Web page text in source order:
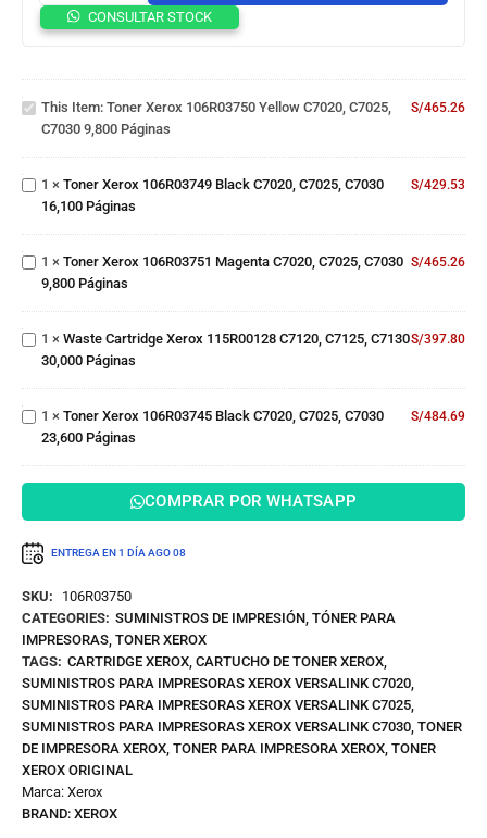
CONSULTAR STOCK
Toner
Xerox
C7020,
C7025,
9,800
Páginas
This Item: Toner Xerox 106R03750 Yellow C7020, C7025,
C7030 9,800 Páginas
S/465.26
Xerox
106R03749
C7020,
C7025,
C7030
16,100
Páginas
1 × Toner Xerox 106R03749 Black C7020, C7025, C7030
16,100 Páginas
S/429.53
Xerox
106R03751
C7020,
C7025,
C7030
9,800
Páginas
1 × Toner Xerox 106R03751 Magenta C7020, C7025, C7030
9,800 Páginas
S/465.26
Cartridge
Xerox
C7120,
C7125,
C7130
30,000
Páginas
1 × Waste Cartridge Xerox 115R00128 C7120, C7125, C7130
30,000 Páginas
S/397.80
Xerox
106R03745
C7020,
C7025,
C7030
23,600
Páginas
1 × Toner Xerox 106R03745 Black C7020, C7025, C7030
23,600 Páginas
S/484.69
COMPRAR POR WHATSAPP
ENTREGA EN 1 DÍA AGO 08
SKU:
106R03750
CATEGORIES: SUMINISTROS DE IMPRESIÓN, TÓNER PARA
IMPRESORAS, TONER XEROX
TAGS: CARTRIDGE XEROX, CARTUCHO DE TONER XEROX,
SUMINISTROS PARA IMPRESORAS XEROX VERSALINK C7020,
SUMINISTROS PARA IMPRESORAS XEROX VERSALINK C7025,
SUMINISTROS PARA IMPRESORAS XEROX VERSALINK C7030, TONER
DE IMPRESORA XEROX, TONER PARA IMPRESORA XEROX, TONER
XEROX ORIGINAL
Marca: Xerox
BRAND: XEROX